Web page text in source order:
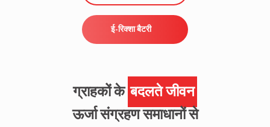
ई-रिक्शा बैटरी
ग्राहकों के बदलते जीवन
ऊर्जा संग्रहण समाधानों से